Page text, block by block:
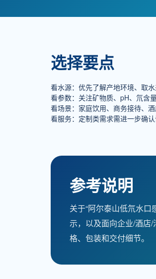
选择要点
看水源：优先了解产地环境、取
看参数：关注矿物质、pH、氘含
看场景：家庭饮用、商务接待、
看服务：定制类需求需进一步确
参考说明
关于“阿尔泰山低氘水
示，以及面向企业/酒店
格、包装和交付细节。